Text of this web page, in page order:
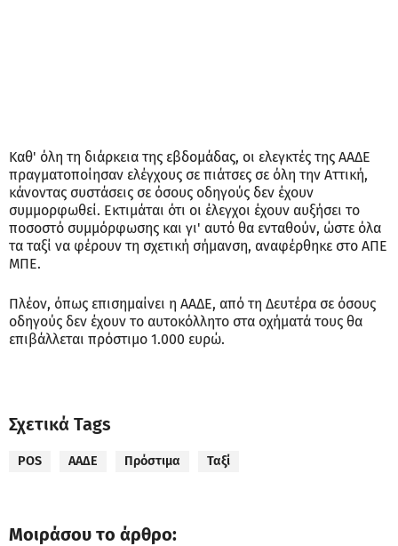
Καθ' όλη τη διάρκεια της εβδομάδας, οι ελεγκτές της ΑΑΔΕ
πραγματοποίησαν ελέγχους σε πιάτσες σε όλη την Αττική,
κάνοντας συστάσεις σε όσους οδηγούς δεν έχουν
συμμορφωθεί. Εκτιμάται ότι οι έλεγχοι έχουν αυξήσει το
ποσοστό συμμόρφωσης και γι' αυτό θα ενταθούν, ώστε όλα
τα ταξί να φέρουν τη σχετική σήμανση, αναφέρθηκε στο ΑΠΕ
ΜΠΕ.
Πλέον, όπως επισημαίνει η ΑΑΔΕ, από τη Δευτέρα σε όσους
οδηγούς δεν έχουν το αυτοκόλλητο στα οχήματά τους θα
επιβάλλεται πρόστιμο 1.000 ευρώ.
Σχετικά Tags
POS ΑΑΔΕ Πρόστιμα Ταξί
Μοιράσου το άρθρο: